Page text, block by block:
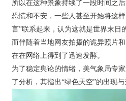
所以在这种景象持续了一段时间之
恐慌和不安，一些人甚至开始将这
言”联系起来，认为这就是世界末日
而伴随着当地网友拍摄的诡异照片
在在网络上得到了迅速发酵。
为了稳定舆论的情绪，美气象局专
了分析，其指出“绿色天空”的出现